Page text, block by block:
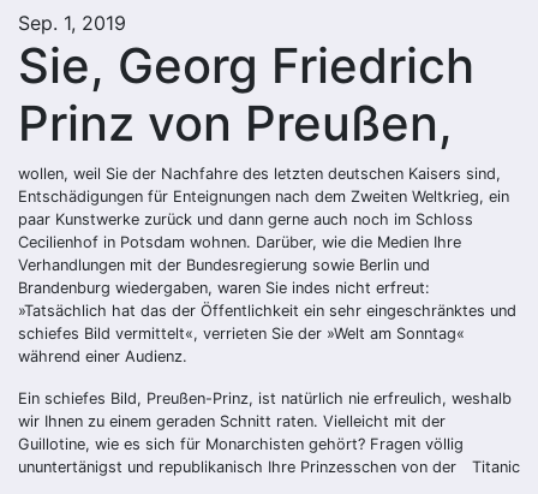
Sep. 1, 2019
Sie, Georg Friedrich
Prinz von Preußen,
wollen, weil Sie der Nachfahre des letzten deutschen Kaisers sind,
Entschädigungen für Enteignungen nach dem Zweiten Weltkrieg, ein
paar Kunstwerke zurück und dann gerne auch noch im Schloss
Cecilienhof in Potsdam wohnen. Darüber, wie die Medien Ihre
Verhandlungen mit der Bundesregierung sowie Berlin und
Brandenburg wiedergaben, waren Sie indes nicht erfreut:
»Tatsächlich hat das der Öffentlichkeit ein sehr eingeschränktes und
schiefes Bild vermittelt«, verrieten Sie der »Welt am Sonntag«
während einer Audienz.
Ein schiefes Bild, Preußen-Prinz, ist natürlich nie erfreulich, weshalb
wir Ihnen zu einem geraden Schnitt raten. Vielleicht mit der
Guillotine, wie es sich für Monarchisten gehört? Fragen völlig
ununtertänigst und republikanisch Ihre Prinzesschen von der
Titanic